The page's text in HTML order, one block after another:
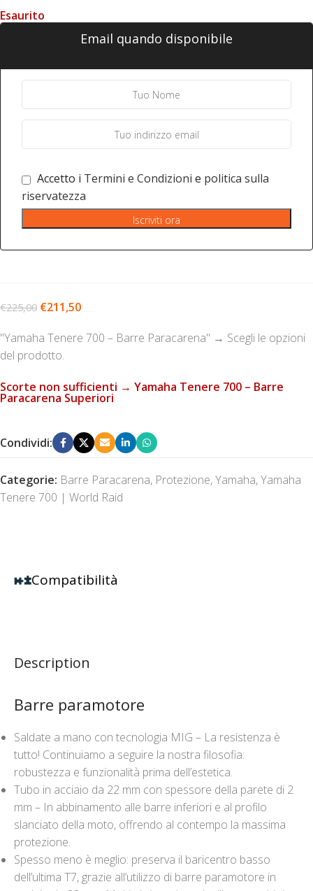
Esaurito
Email quando disponibile
Accetto i Termini e Condizioni e politica sulla
riservatezza
Iscriviti ora
€225,00 €211,50
"Yamaha Tenere 700 – Barre Paracarena" → Scegli le opzioni
del prodotto.
Scorte non sufficienti → Yamaha Tenere 700 – Barre
Paracarena Superiori
Condividi:
Categorie: Barre Paracarena, Protezione,Yamaha,Yamaha
Tenere 700 | World Raid
Description
Barre paramotore
Saldate a mano con tecnologia MIG – La resistenza è
tutto! Continuiamo a seguire la nostra filosofia:
robustezza e funzionalità prima dell’estetica.
Tubo in acciaio da 22 mm con spessore della parete di 2
mm – In abbinamento alle barre inferiori e al profilo
slanciato della moto, offrendo al contempo la massima
protezione.
Spesso meno è meglio: preserva il baricentro basso
dell’ultima T7, grazie all’utilizzo di barre paramotore in
Compatibilità